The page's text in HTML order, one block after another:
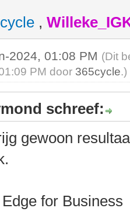
,
2024, 01:08 PM (Dit
PM door 365cycle.)
schreef:
gewoon
for Business